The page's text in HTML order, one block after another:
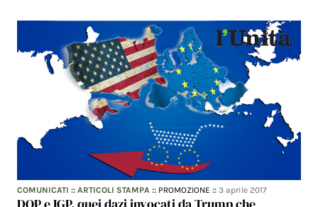
COMUNICATI ::ARTICOLI STAMPA :: PROMOZIONE ::3 aprile 2017